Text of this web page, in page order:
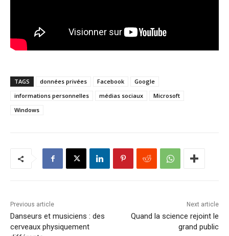
TAGS données privées Facebook
Google
informations personnelles
médias sociaux
Microsoft
Windows
Previous article
Danseurs et musiciens : des
cerveaux physiquement
Next article
Quand la science rejoint le
grand public